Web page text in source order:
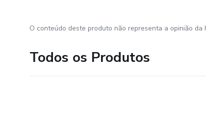
O conteúdo deste produto não representa a opinião
Todos os Produtos